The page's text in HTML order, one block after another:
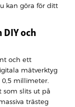
kan göra för ditt
och
och ett
mätverktyg
millimeter.
slits ut på
trästeg